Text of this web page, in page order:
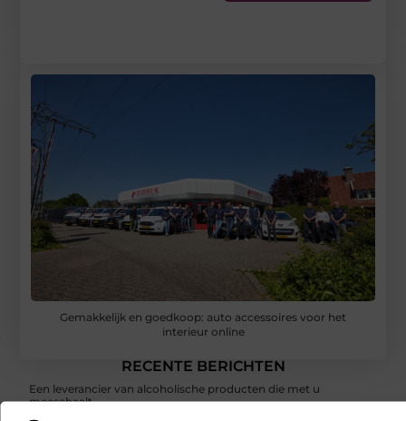
Gemakkelijk en goedkoop: auto accessoires voor het
interieur online
RECENTE BERICHTEN
Een leverancier van alcoholische producten die met u
meeschaalt